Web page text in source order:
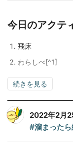
今日のアクテ
飛床
わらしべ[^1]
続きを見る
2022年2月
#溜まった